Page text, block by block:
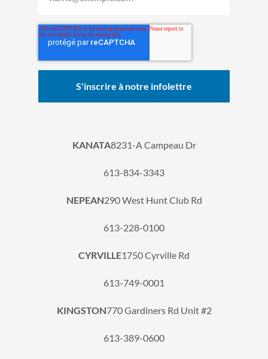
KANATA8231-A Campeau Dr
613-834-3343
NEPEAN290 West Hunt Club Rd
613-228-0100
CYRVILLE1750 Cyrville Rd
613-749-0001
KINGSTON770 Gardiners Rd Unit #2
613-389-0600